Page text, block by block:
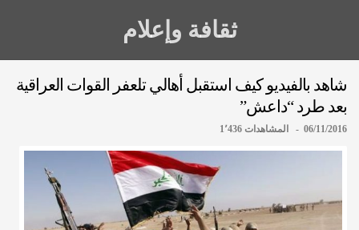
ثقافة وإعلام
شاهد بالفيديو كيف استقبل أهالي تلعفر القوات العراقية
بعد طرد “داعش”
06/11/2016 - المشاهدات 1٬436